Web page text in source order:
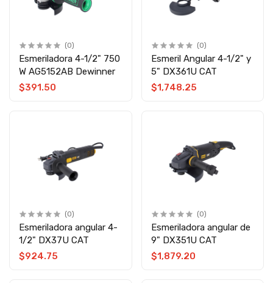
(0)
Esmeriladora 4-1/2" 750
W AG5152AB Dewinner
$391.50
(0)
Esmeril Angular 4-1/2" y
5" DX361U CAT
$1,748.25
(0)
Esmeriladora angular 4-
1/2" DX37U CAT
$924.75
(0)
Esmeriladora angular de
9" DX351U CAT
$1,879.20